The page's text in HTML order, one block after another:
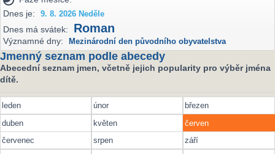
Dnes je:
9. 8. 2026 Neděle
Dnes má svátek: Roman
Významné dny: Mezinárodní den původního obyvatelstva
Jmenný seznam podle abecedy
Abecední seznam jmen, včetně jejich popularity pro výběr jména
dítě.
leden únor
březen
duben
květen
červen
červenec
srpen
září